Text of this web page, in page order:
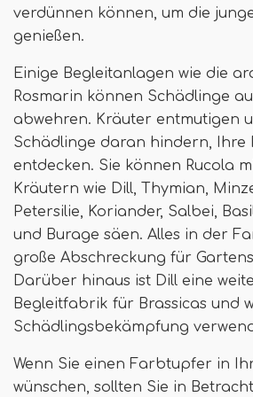
verdünnen können, um die
genießen.
Einige Begleitanlagen wie die
Rosmarin können Schädlinge
abwehren. Kräuter entmutigen
Schädlinge daran hindern, Ihre
entdecken. Sie können Rucola
Kräutern wie Dill, Thymian,
Petersilie, Koriander, Salbei,
und Burage säen. Alles in der
große Abschreckung für
Darüber hinaus ist Dill eine
Begleitfabrik für Brassicas und
Schädlingsbekämpfung
Wenn Sie einen Farbtupfer in
wünschen, sollten Sie in